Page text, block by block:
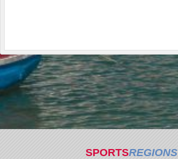
SPORTSREGIONS